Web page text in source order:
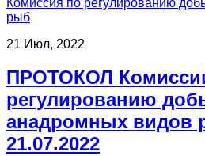
рыб
21 Июл, 2022
ПРОТОКОЛ
регулированию
анадромных видов
21.07.2022